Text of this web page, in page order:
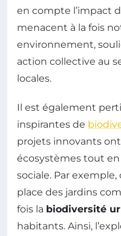
en compte l’impact
menacent à la fois
environnement,
action collective au
locales.
Il est également
inspirantes de
projets innovants
écosystèmes tout
sociale. Par
place des jardins
fois la biodiversité
habitants. Ainsi,